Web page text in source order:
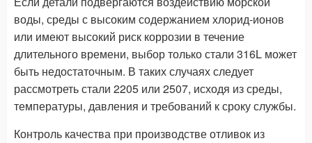
воды, среды с высоким содержанием хлорид-ионов
или имеют высокий риск коррозии в течение
длительного времени, выбор только стали 316L может
быть недостаточным. В таких случаях следует
рассмотреть стали 2205 или 2507, исходя из среды,
температуры, давления и требований к сроку службы.
Контроль качества при производстве отливок из